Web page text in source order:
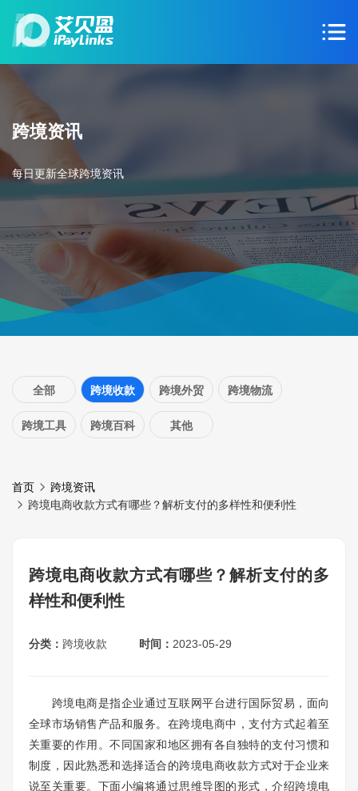
跨境资讯
每日更新全球跨境资讯
全部 跨境收款 跨境外贸 跨境物流
跨境工具 跨境百科 其他
首页
跨境资讯
跨境电商收款方式有哪些？解析支付的多样性和便利性
跨境电商收款方式有哪些？解析支付的多
样性和便利性
分类： 跨境收款 时间： 2023-05-29
跨境电商是指企业通过互联网平台进行国际贸易，面向
全球市场销售产品和服务。在跨境电商中，支付方式起着至
关重要的作用。不同国家和地区拥有各自独特的支付习惯和
制度，因此熟悉和选择适合的跨境电商收款方式对于企业来
说至关重要。下面小编将通过思维导图的形式，介绍跨境电